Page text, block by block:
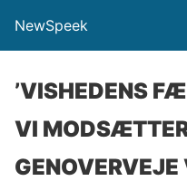
NewSpeek
’VISHEDENS
VI
GENOVERVEJE